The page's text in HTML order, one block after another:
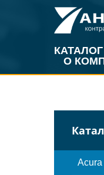
О
Acura